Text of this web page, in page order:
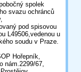
spolek
svazu ochránců
pod spisovou
L49506,vedenou u
soudu v Praze.
Hořepník,
nám.2299/67,